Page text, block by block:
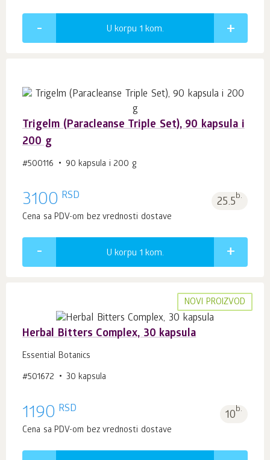
U korpu 1 kom.
Trigelm (Paracleanse Triple Set), 90 kapsula i
200 g
#500116 90 kapsula i 200 g
3100 RSD 25.5b.
Cena sa PDV-om bez vrednosti dostave
U korpu 1 kom.
NOVI PROIZVOD
Herbal Bitters Complex, 30 kapsula
Essential Botanics
#501672 30 kapsula
1190 RSD 10b.
Cena sa PDV-om bez vrednosti dostave